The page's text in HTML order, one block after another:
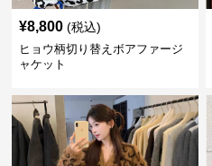
¥8,800 (税込)
ヒョウ柄切り替えボアファージ
ャケット